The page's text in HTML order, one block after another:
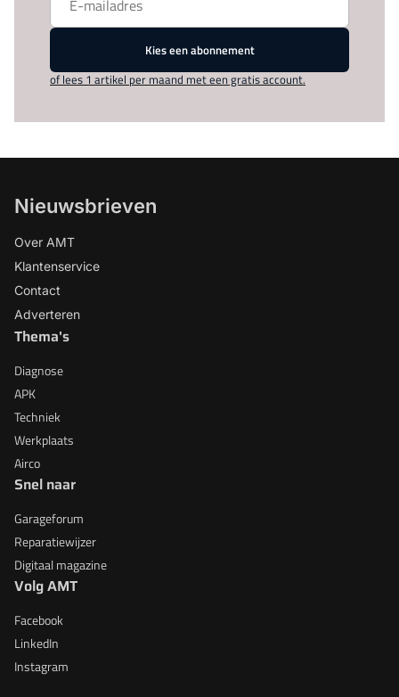
Kies een abonnement
of lees 1 artikel per maand met een gratis account.
Nieuwsbrieven
Over AMT
Klantenservice
Contact
Adverteren
Thema's
Diagnose
APK
Techniek
Werkplaats
Airco
Snel naar
Garageforum
Reparatiewijzer
Digitaal magazine
Volg AMT
Facebook
LinkedIn
Instagram